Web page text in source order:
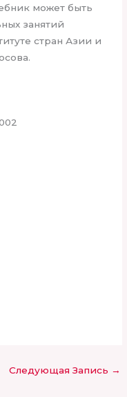
может быть
занятий
стран Азии и
Следующая Запись →